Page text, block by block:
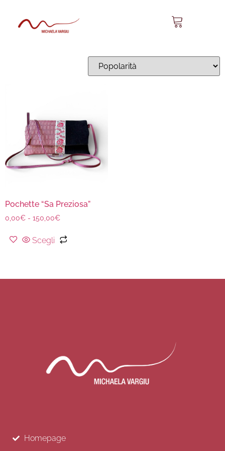
Sa Preziosa 14
Pochette “Sa Preziosa”
0,00€ - 150,00€
Scegli
Homepage